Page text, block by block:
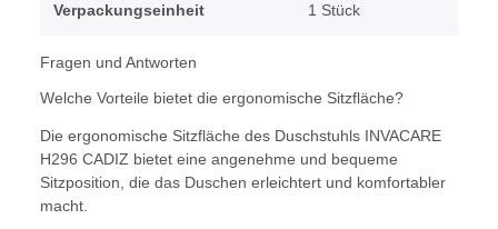
Verpackungseinheit 1 Stück
Fragen und Antworten
Welche Vorteile bietet die ergonomische Sitzfläche?
Die ergonomische Sitzfläche des Duschstuhls INVACARE
H296 CADIZ bietet eine angenehme und bequeme
Sitzposition, die das Duschen erleichtert und komfortabler
macht.